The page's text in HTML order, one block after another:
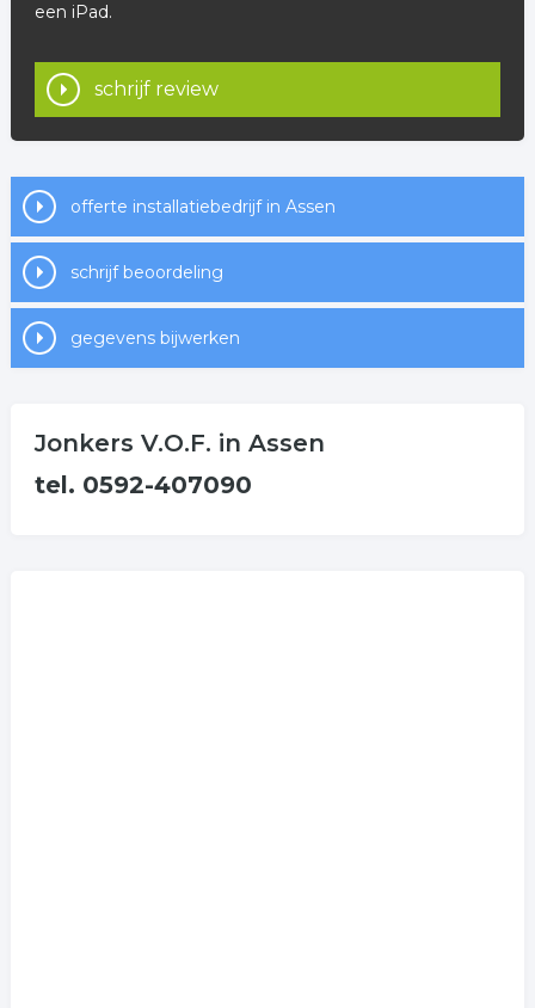
een iPad.
schrijf review
offerte installatiebedrijf in Assen
schrijf beoordeling
gegevens bijwerken
Jonkers V.O.F. in Assen
tel. 0592-407090